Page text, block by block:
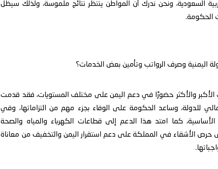
السعودية، ونحن ندرك أن المواطن ينتظر نتائج ملموسة، ولذلك سيظل
الحكومة.
اليمنية وصرف الرواتب وتأمين بعض الخدمات؟
الأكبر والأكثر حضورًا في دعم اليمن على مختلف المستويات، فقد قدمت
للدولة، وساعد الحكومة على الوفاء بجزء مهم من التزاماتها، وفي
كما امتد هذا الدعم إلى قطاعات الكهرباء والمياه والصحة
حرص الأشقاء في المملكة على دعم استقرار اليمن والتخفيف من معاناة